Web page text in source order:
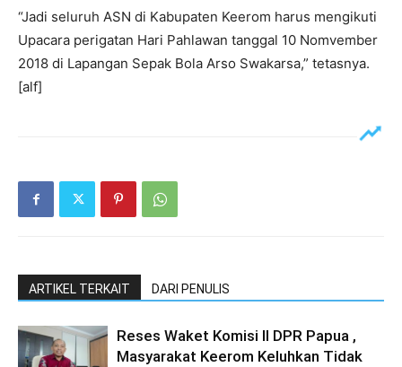
“Jadi seluruh ASN di Kabupaten Keerom harus mengikuti
Upacara perigatan Hari Pahlawan tanggal 10 Nomvember
2018 di Lapangan Sepak Bola Arso Swakarsa,” tetasnya.
[alf]
ARTIKEL TERKAIT DARI PENULIS
Reses Waket Komisi II DPR Papua ,
Masyarakat Keerom Keluhkan Tidak